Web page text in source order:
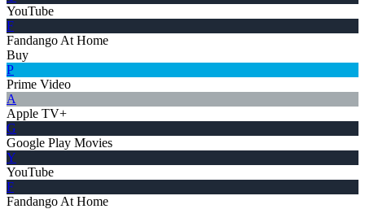
YouTube
F
Fandango At Home
Buy
P
Prime Video
A
Apple TV+
G
Google Play Movies
Y
YouTube
F
Fandango At Home